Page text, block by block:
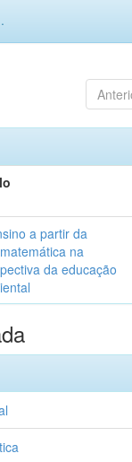
a partir da
na
da educação